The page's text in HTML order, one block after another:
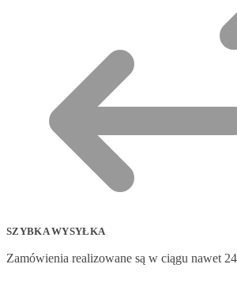
SZYBKA WYSYŁKA
Zamówienia realizowane są w ciągu nawet